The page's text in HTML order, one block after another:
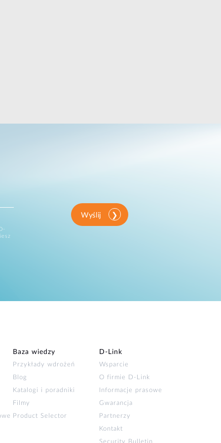
Wyślij
Baza wiedzy
Przykłady wdrożeń
Blog
Katalogi i poradniki
Filmy
Product Selector
D‑Link
Wsparcie
O firmie D‑Link
Informacje prasowe
Gwarancja
Partnerzy
Kontakt